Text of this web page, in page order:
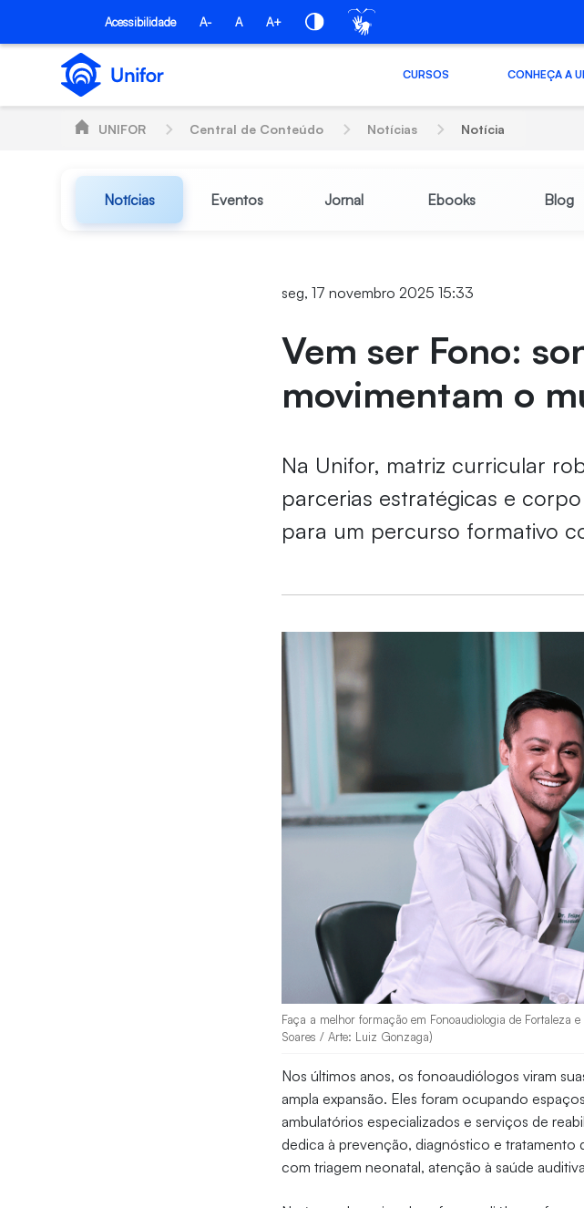
Pular para o Conteúdo principal
Acessibilidade A- A A+
CURSOS CONHEÇA A
UNIFOR Central de Conteúdo Notícias Notícia
Notícias Eventos Jornal Ebooks Blog
seg, 17 novembro 2025 15:33
Vem ser Fono:
movimentam o
Na Unifor, matriz curricular
parcerias estratégicas e
para um percurso formativo
Faça a melhor formação em Fonoaudiologia de Fortaleza
Soares / Arte: Luiz Gonzaga)
Nos últimos anos, os fonoaudiólogos viram
ampla expansão. Eles foram ocupando
ambulatórios especializados e serviços de
dedica à prevenção, diagnóstico e
com triagem neonatal, atenção à saúde